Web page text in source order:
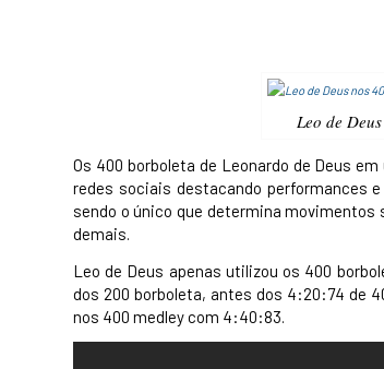
Leo de
Os 400 borboleta de Leonardo de Deus
redes sociais destacando performances
sendo o único que determina
demais.
Leo de Deus apenas utilizou os 400
dos 200 borboleta, antes dos 4:20:74 de
nos 400 medley com 4:40:83.